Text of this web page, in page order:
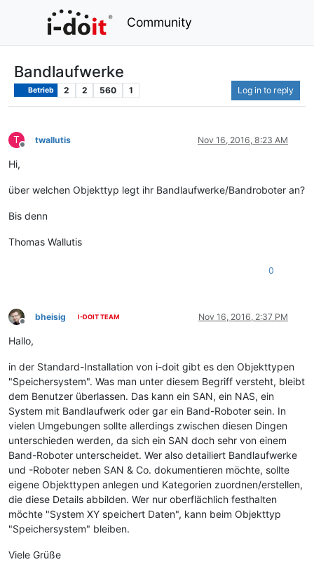
Community
Bandlaufwerke
Betrieb 2 2 560 1 Log in to reply
T
Offline
twallutis Nov 16, 2016, 8:23 AM
Hi,
über welchen Objekttyp legt ihr Bandlaufwerke/Bandroboter an?
Bis denn
Thomas Wallutis
0
Offline
bheisig I-DOIT TEAM Nov 16, 2016, 2:37 PM
Hallo,
in der Standard-Installation von i-doit gibt es den Objekttypen
"Speichersystem". Was man unter diesem Begriff versteht, bleibt
dem Benutzer überlassen. Das kann ein SAN, ein NAS, ein
System mit Bandlaufwerk oder gar ein Band-Roboter sein. In
vielen Umgebungen sollte allerdings zwischen diesen Dingen
unterschieden werden, da sich ein SAN doch sehr von einem
Band-Roboter unterscheidet. Wer also detailiert Bandlaufwerke
und -Roboter neben SAN & Co. dokumentieren möchte, sollte
eigene Objekttypen anlegen und Kategorien zuordnen/erstellen,
die diese Details abbilden. Wer nur oberflächlich festhalten
möchte "System XY speichert Daten", kann beim Objekttyp
"Speichersystem" bleiben.
Viele Grüße